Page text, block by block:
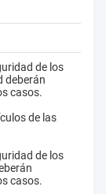
de los
deberán
casos.
de las
de los
casos.